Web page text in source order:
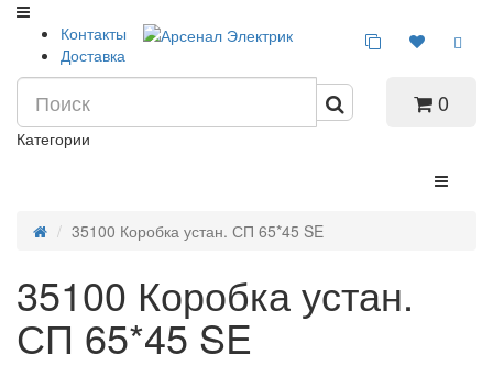
Контакты
Доставка
0
Категории
35100 Коробка устан. СП 65*45 SE
35100 Коробка устан.
СП 65*45 SE